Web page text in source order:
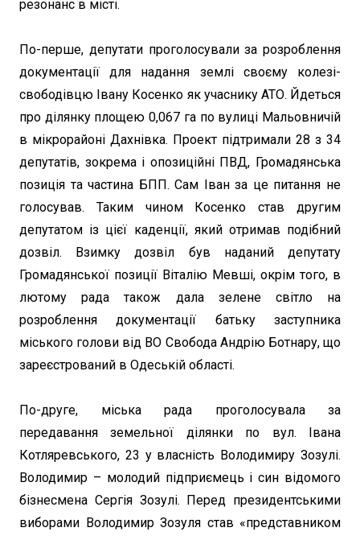
резонанс в місті.
По-перше, депутати проголосували за розроблення
документації для надання землі своєму колезі-
свободівцю Івану Косенко як учаснику АТО. Йдеться
про ділянку площею 0,067 га по вулиці Мальовничій
в мікрорайоні Дахнівка. Проект підтримали 28 з 34
депутатів, зокрема і опозиційні ПВД, Громадянська
позиція та частина БПП. Сам Іван за це питання не
голосував. Таким чином Косенко став другим
депутатом із цієї каденції, який отримав подібний
дозвіл. Взимку дозвіл був наданий депутату
Громадянської позиції Віталію Мевші, окрім того, в
лютому рада також дала зелене світло на
розроблення документації батьку заступника
міського голови від ВО Свобода Андрію Ботнару, що
зареєстрований в Одеській області.
По-друге, міська рада проголосувала за
передавання земельної ділянки по вул. Івана
Котляревського, 23 у власність Володимиру Зозулі.
Володимир – молодий підприємець і син відомого
бізнесмена Сергія Зозулі. Перед президентськими
виборами Володимир Зозуля став «представником